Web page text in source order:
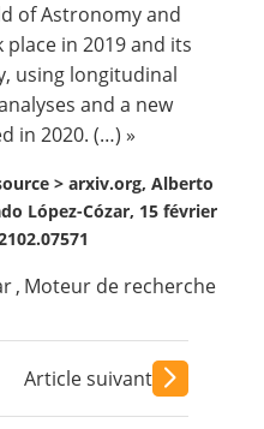
of Astronomy and
in 2019 and its
using longitudinal
and a new
in 2020. (…) »
> arxiv.org, Alberto
López-Cózar, 15 février
, Moteur de recherche
Article suivant